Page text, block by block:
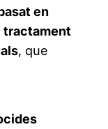
en
tractament
, que